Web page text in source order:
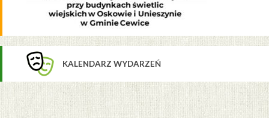
KALENDARZ WYDARZEŃ